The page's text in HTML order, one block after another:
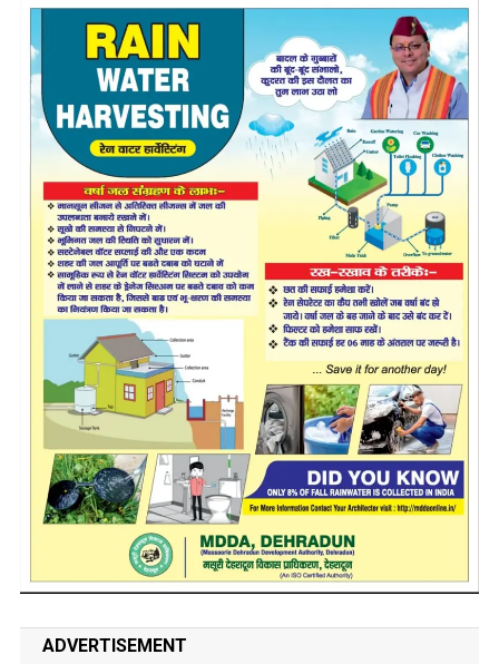
ADVERTISEMENT